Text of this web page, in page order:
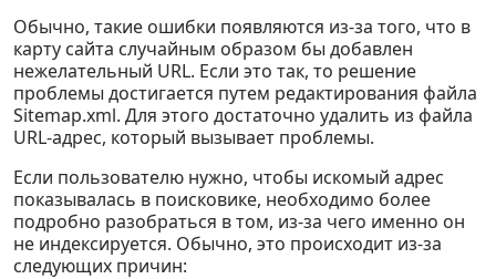
Обычно, такие ошибки появляются из-за того, что в
карту сайта случайным образом бы добавлен
нежелательный URL. Если это так, то решение
проблемы достигается путем редактирования файла
Sitemap.xml. Для этого достаточно удалить из файла
URL-адрес, который вызывает проблемы.
Если пользователю нужно, чтобы искомый адрес
показывалась в поисковике, необходимо более
подробно разобраться в том, из-за чего именно он
не индексируется. Обычно, это происходит из-за
следующих причин: